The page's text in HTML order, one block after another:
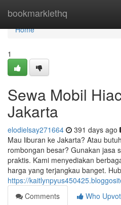
bookmarklethq
Home
Home
1
Sewa Mobil
Jakarta
elodielsay271664 391 days ago
Mau liburan ke Jakarta? Atau
rombongan besar? Gunakan jasa
praktis. Kami menyediakan
harga yang terjangkau banget.
https://
Comments
Who